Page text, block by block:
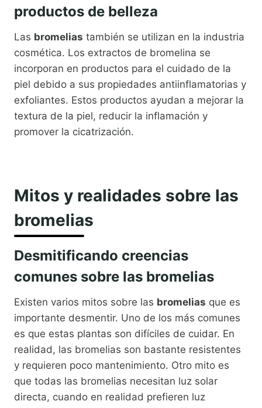
productos de belleza
Las bromelias también se utilizan en la industria
cosmética. Los extractos de bromelina se
incorporan en productos para el cuidado de la
piel debido a sus propiedades antiinflamatorias y
exfoliantes. Estos productos ayudan a mejorar la
textura de la piel, reducir la inflamación y
promover la cicatrización.
Mitos y realidades sobre las
bromelias
Desmitificando creencias
comunes sobre las bromelias
Existen varios mitos sobre las bromelias que es
importante desmentir. Uno de los más comunes
es que estas plantas son difíciles de cuidar. En
realidad, las bromelias son bastante resistentes
y requieren poco mantenimiento. Otro mito es
que todas las bromelias necesitan luz solar
directa, cuando en realidad prefieren luz